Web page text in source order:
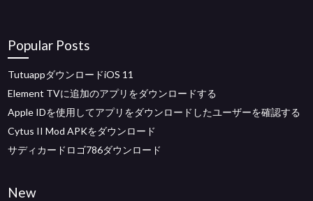
Popular Posts
TutuappダウンロードiOS 11
Element TVに追加のアプリをダウンロードする
Apple IDを使用してアプリをダウンロードしたユーザーを確認する
Cytus II Mod APKをダウンロード
サディカードロゴ786ダウンロード
New